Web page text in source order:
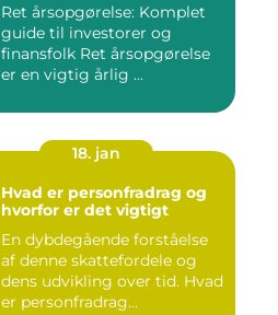
Ret årsopgørelse: Komplet
guide til investorer og
finansfolk Ret årsopgørelse
er en vigtig årlig ...
18. jan
Hvad er personfradrag og
hvorfor er det vigtigt
En dybdegående forståelse
af denne skattefordele og
dens udvikling over tid. Hvad
er personfradrag...